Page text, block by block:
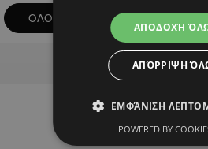
ΟΛΟΜΕΛΕΙΑ ΒΟΥΛΗΣ
Advertisement
ΑΠΟΔΟΧΉ
ΑΠΌΡΡΙΨΗ
ΕΜΦΆΝΙΣΗ
POWERED BY